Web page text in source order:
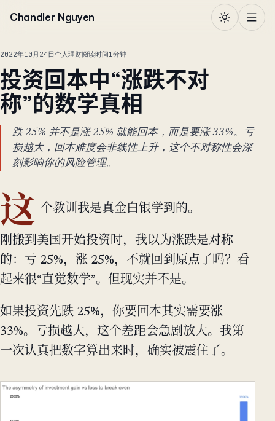
Chandler Nguyen
2022年10月24日个人理财阅读时间1分钟
投资回本中“涨跌不对
称”的数学真相
跌 25% 并不是涨 25% 就能回本，而是要涨 33%。亏
损越大，回本难度会非线性上升，这个不对称性会深
刻影响你的风险管理。
这 个教训我是真金白银学到的。
刚搬到美国开始投资时，我以为涨跌是对称
的：亏 25%，涨 25%，不就回到原点了吗？看
起来很“直觉数学”。但现实并不是。
如果投资先跌 25%，你要回本其实需要涨
33%。亏损越大，这个差距会急剧放大。我第
一次认真把数字算出来时，确实被震住了。